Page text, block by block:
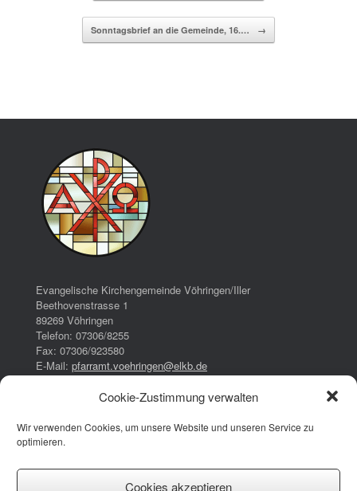
Cookie-Zustimmung verwalten
Wir verwenden Cookies, um unsere Website und unseren Service zu
optimieren.
Cookies akzeptieren
Sonntagsbrief an die Gemeinde, 16.… →
Evangelische Kirchengemeinde Vöhringen/Iller
Beethovenstrasse 1
89269 Vöhringen
Telefon: 07306/8255
Fax: 07306/923580
E-Mail: pfarramt.voehringen@elkb.de
16:00 – 17:00 Uhr
Donnerstag: